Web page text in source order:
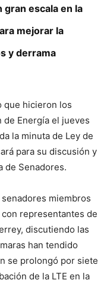
gran escala en la
mejorar la
y derrama
que hicieron los
Energía el jueves
la minuta de Ley de
para su discusión y
de Senadores.
miembros
representantes de
discutiendo las
han tendido
se prolongó por siete
de la LTE en la